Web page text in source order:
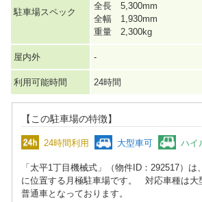
駐車場スペック
全長 5,300mm
全幅 1,930mm
重量 2,300kg
屋内外 -
利用可能時間 24時間
【この駐車場の特徴】
24時間利用 大型車可 ハイ
「太平1丁目機械式」（物件ID：292517）
に位置する月極駐車場です。 対応車種は大
普通車となっております。